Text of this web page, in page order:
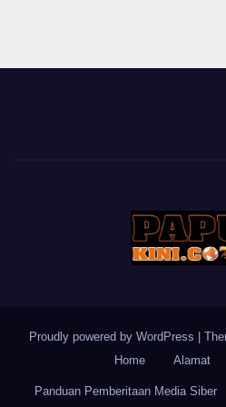
Proudly powered by WordPress
Home
Alamat
Panduan Pemberitaan Media Siber